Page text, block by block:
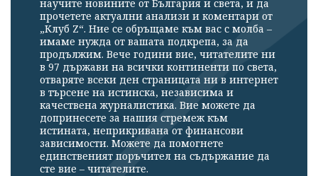
научите новините от България и света, и да
прочетете актуални анализи и коментари от
„Клуб Z“. Ние се обръщаме към вас с молба –
имаме нужда от вашата подкрепа, за да
продължим. Вече години вие, читателите ни
в 97 държави на всички континенти по света,
отваряте всеки ден страницата ни в интернет
в търсене на истинска, независима и
качествена журналистика. Вие можете да
допринесете за нашия стремеж към
истината, неприкривана от финансови
зависимости. Можете да помогнете
единственият поръчител на съдържание да
сте вие – читателите.